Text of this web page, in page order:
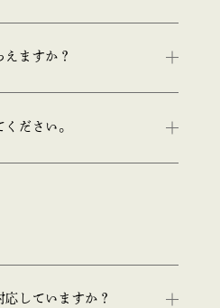
ますか？
ださい。
していますか？